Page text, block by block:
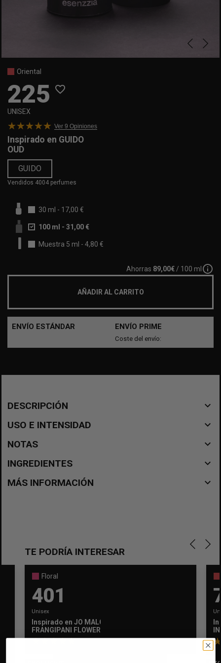
Crear lista de deseos
×
Oriental
225 favorite_border
UNISEX
Ver 9 Opiniones
Inspirado en GUIDO
OUD
GUIDO
Vendidos 4004 perfumes
30 ml - 17,00 €
100 ml - 31,00 €
Muestra 5 ml - 4,80 €
Ahorras 89,00€ / 100 mlinfo_outline
AÑADIR AL CARRITO
ENVÍO ESTÁNDAR ENVÍO PRIME
Coste del envío:
DESCRIPCIÓN navigate_before
USO E INTENSIDAD navigate_before
NOTAS navigate_before
INGREDIENTES navigate_before
MÁS INFORMACIÓN navigate_before
TE PODRÍA INTERESAR
Floral
401
Unisex
Inspirado en JO MALONE
FRANGIPANI FLOWER